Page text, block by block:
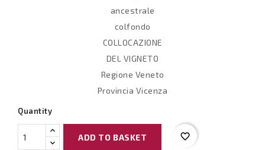
ancestrale
colfondo
COLLOCAZIONE
DEL VIGNETO
Regione Veneto
Provincia Vicenza
Quantity
ADD TO BASKET favorite_border